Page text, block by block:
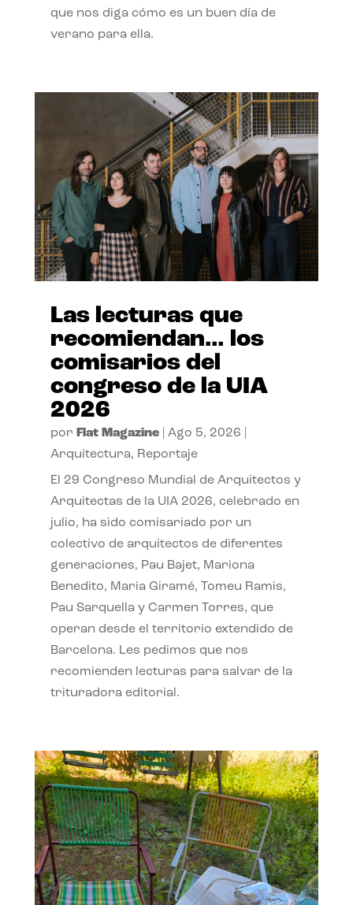
que nos diga cómo es un buen día de
verano para ella.
Las lecturas que
recomiendan… los
comisarios del
congreso de la UIA
2026
por Flat Magazine| Ago 5, 2026
Arquitectura, Reportaje
El 29 Congreso Mundial de Arquitectos y
Arquitectas de la UIA 2026, celebrado en
julio, ha sido comisariado por un
colectivo de arquitectos de diferentes
generaciones, Pau Bajet, Mariona
Benedito, Maria Giramé, Tomeu Ramis,
Pau Sarquella y Carmen Torres, que
operan desde el territorio extendido de
Barcelona. Les pedimos que nos
recomienden lecturas para salvar de la
trituradora editorial.